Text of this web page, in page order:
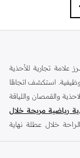
تجارية للأحذية
استكشف اتجاهًا
والقمصان واللياقة
رياضية مريحة خلال
خلال عطلة نهاية
ذلك قوران ، قو واك ،